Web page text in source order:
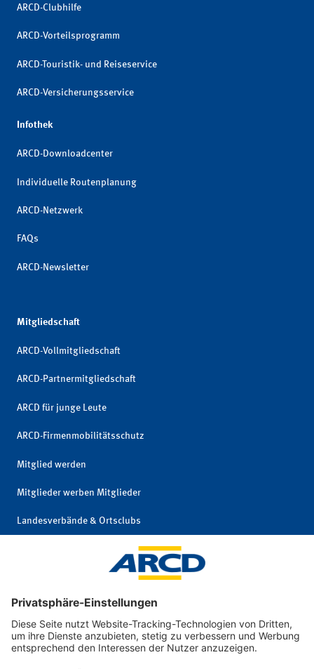
ARCD-Clubhilfe
ARCD-Vorteilsprogramm
ARCD-Touristik- und Reiseservice
ARCD-Versicherungsservice
Infothek
ARCD-Downloadcenter
Individuelle Routenplanung
ARCD-Netzwerk
FAQs
ARCD-Newsletter
Mitgliedschaft
ARCD-Vollmitgliedschaft
ARCD-Partnermitgliedschaft
ARCD für junge Leute
ARCD-Firmenmobilitätsschutz
Mitglied werden
Mitglieder werben Mitglieder
Landesverbände & Ortsclubs